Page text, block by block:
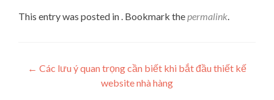
This entry was posted in . Bookmark thepermalink.
Post navigation
← Các lưu ý quan trọng cần biết khi bắt đầu thiết kế
website nhà hàng